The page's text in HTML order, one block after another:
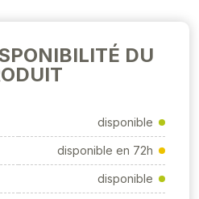
DU
disponible
disponible en 72h
disponible